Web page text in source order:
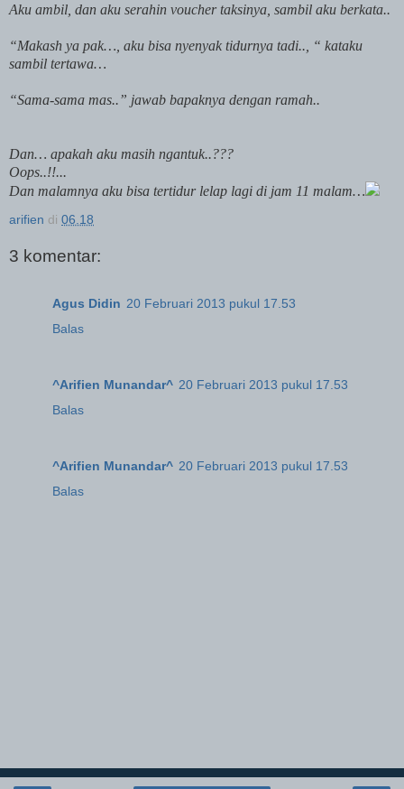
Aku ambil, dan aku serahin voucher taksinya, sambil aku berkata..
“Makash ya pak…, aku bisa nyenyak tidurnya tadi.., “ kataku
sambil tertawa…
“Sama-sama mas..” jawab bapaknya dengan ramah..
Dan… apakah aku masih ngantuk..???
Oops..!!...
Dan malamnya aku bisa tertidur lelap lagi di jam 11 malam…
arifien di 06.18
3 komentar:
Agus Didin 20 Februari 2013 pukul 17.53
Balas
^Arifien Munandar^ 20 Februari 2013 pukul 17.53
Balas
^Arifien Munandar^ 20 Februari 2013 pukul 17.53
Balas